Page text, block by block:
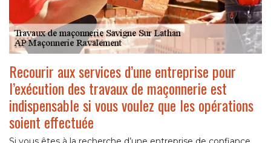
Recourir aux services d’une entreprise pour
l’exécution des travaux de maçonnerie est
indispensable si vous voulez que les opérations
soient effectuée